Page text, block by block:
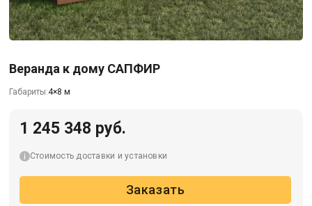
Веранда к дому САПФИР
Габариты:4×8 м
1 245 348 руб.
Стоимость доставки и установки
Заказать